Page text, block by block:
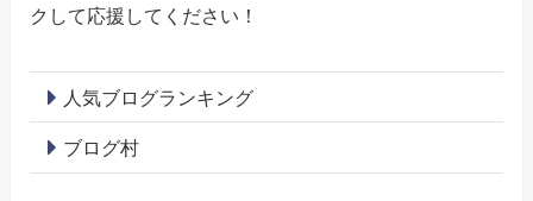
クして応援してください！
人気ブログランキング
ブログ村